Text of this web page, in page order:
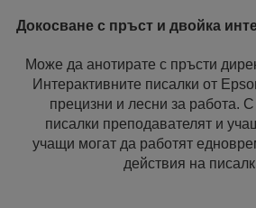
Докосване с пръст и двойка
Може да анотирате с пръсти
Интерактивните писалки от
прецизни и лесни за работа.
писалки преподавателят и
учащи могат да работят
действия на